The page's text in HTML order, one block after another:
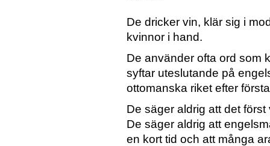
De dricker vin, klär sig i
kvinnor i hand.
De använder ofta ord som
syftar uteslutande på
ottomanska riket efter
De säger aldrig att det
De säger aldrig att
en kort tid och att många